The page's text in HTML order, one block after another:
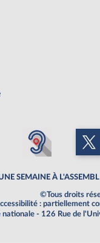
SEMAINE À
©Tous droits
: partiellement
nationale - 126 Rue de